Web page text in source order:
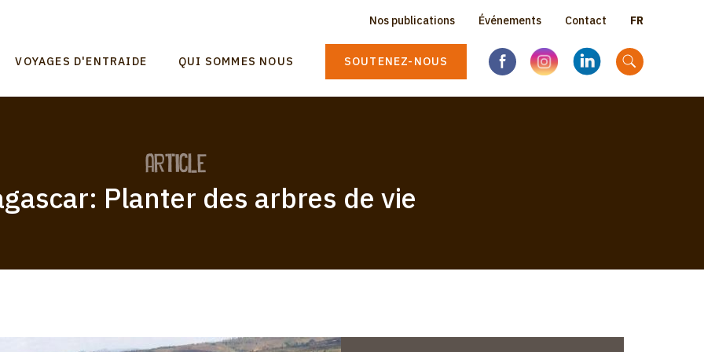
Topbar
menu
Nos publications Événements Contact
Select
language
VOYAGES D'ENTRAIDE QUI SOMMES NOUS SOUTENEZ-NOUS
article
Planter des arbres de vie